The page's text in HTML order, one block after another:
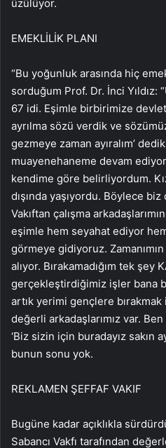
üzülüyor.
EMEKLİLİK PLANI
“Bu yoğunluk arasında hiç
sorduğum Prof. Dr. İnci Yıldız:
67 idi. Eşimle birbirimize
ayrılma sözü verdik ve
gezmeye zaman ayıralım’
muayenehaneme devam ediyor
kendime göre belirliyordum.
dışında yaşıyordu. Böylece
Vakıftan çalışma
eşimle hem seyahat ediyor
görmeye gidiyoruz.
alıyor. Bırakamadığım tek şey
gerçekleştirdiğimiz işler bana
artık yerimi gençlere bırakmak
değerli arkadaşlarımız var.
‘Biz sizin için buradayız sakın
bunun sonu yok.
REKLAMEN ŞEFFAF VAKIF
Bugüne kadar açıklıkla
Sabancı Vakfı tarafından